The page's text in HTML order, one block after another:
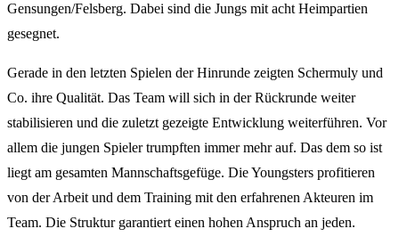
Gensungen/Felsberg. Dabei sind die Jungs mit acht Heimpartien
gesegnet.
Gerade in den letzten Spielen der Hinrunde zeigten Schermuly und
Co. ihre Qualität. Das Team will sich in der Rückrunde weiter
stabilisieren und die zuletzt gezeigte Entwicklung weiterführen. Vor
allem die jungen Spieler trumpften immer mehr auf. Das dem so ist
liegt am gesamten Mannschaftsgefüge. Die Youngsters profitieren
von der Arbeit und dem Training mit den erfahrenen Akteuren im
Team. Die Struktur garantiert einen hohen Anspruch an jeden.